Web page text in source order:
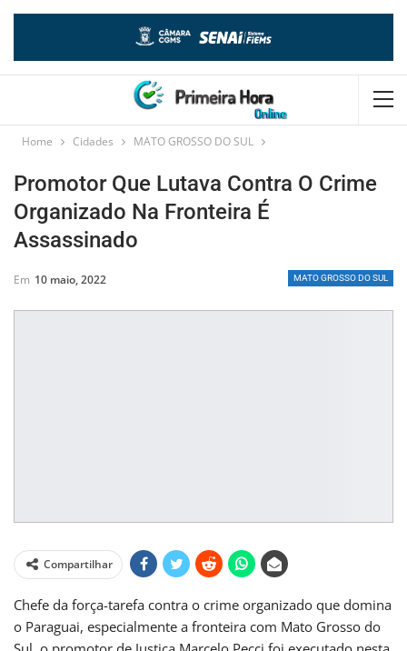
Home Cidades MATO GROSSO DO SUL
Promotor Que Lutava Contra O Crime
Organizado Na Fronteira É
Assassinado
MATO GROSSO DO SUL
Em 10 maio, 2022
Compartilhar
Chefe da força-tarefa contra o crime organizado que domina
o Paraguai, especialmente a fronteira com Mato Grosso do